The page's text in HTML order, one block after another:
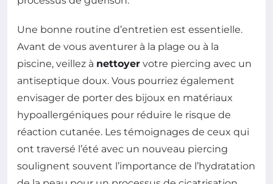
Une bonne routine d’entretien est essentielle.
Avant de vous aventurer à la plage ou à la
piscine, veillez à nettoyer votre piercing avec un
antiseptique doux. Vous pourriez également
envisager de porter des bijoux en matériaux
hypoallergéniques pour réduire le risque de
réaction cutanée. Les témoignages de ceux qui
ont traversé l’été avec un nouveau piercing
soulignent souvent l’importance de l’hydratation